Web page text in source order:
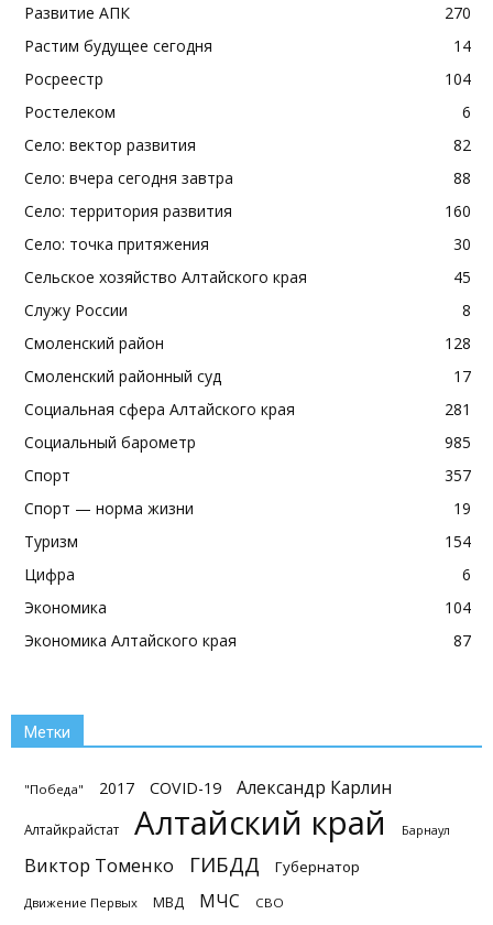
Развитие АПК
270
Растим будущее сегодня
14
Росреестр
104
Ростелеком
6
Село: вектор развития
82
Село: вчера сегодня завтра
88
Село: территория развития
160
Село: точка притяжения
30
Сельское хозяйство Алтайского края
45
Служу России
8
Смоленский район
128
Смоленский районный суд
17
Социальная сфера Алтайского края
281
Социальный барометр
985
Спорт
357
Спорт — норма жизни
19
Туризм
154
Цифра
6
Экономика
104
Экономика Алтайского края
87
Метки
"Победа" 2017 COVID-19 Александр Карлин
Алтайкрайстат Алтайский край Барнаул
Виктор Томенко ГИБДД Губернатор
Движение Первых МВД МЧС СВО